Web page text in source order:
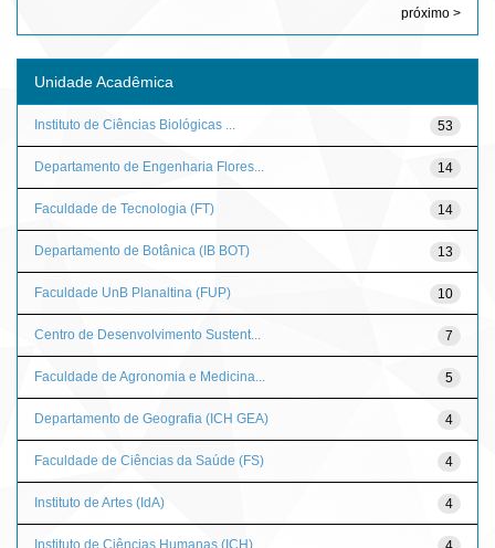
próximo >
Unidade Acadêmica
53
Instituto de Ciências Biológicas ...
14
Departamento de Engenharia Flores...
14
Faculdade de Tecnologia (FT)
13
Departamento de Botânica (IB BOT)
10
Faculdade UnB Planaltina (FUP)
7
Centro de Desenvolvimento Sustent...
5
Faculdade de Agronomia e Medicina...
4
Departamento de Geografia (ICH GEA)
4
Faculdade de Ciências da Saúde (FS)
4
Instituto de Artes (IdA)
Instituto de Ciências Humanas (ICH)